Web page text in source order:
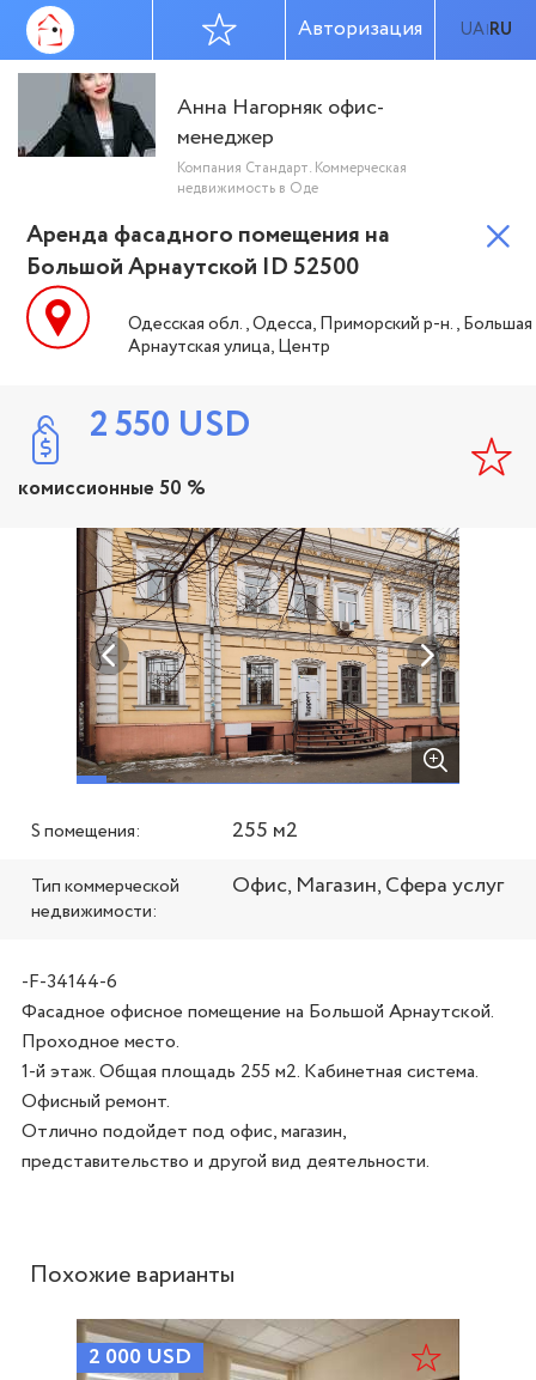
UA|RU
Авторизация
Анна Нагорняк офис-
менеджер
Компания Стандарт. Коммерческая
недвижимость в Оде
Аренда фасадного помещения на
Большой Арнаутской ID 52500
Одесская обл., Одесса, Приморский р-н., Большая
Арнаутская улица, Центр
2 550 USD
комиссионные 50 %
S помещения: 255 м2
Тип коммерческой
недвижимости:
Офис, Магазин, Сфера услуг
-F-34144-6
Фасадное офисное помещение на Большой Арнаутской.
Проходное место.
1-й этаж. Общая площадь 255 м2. Кабинетная система.
Офисный ремонт.
Отлично подойдет под офис, магазин,
представительство и другой вид деятельности.
Похожие варианты
2 000 USD